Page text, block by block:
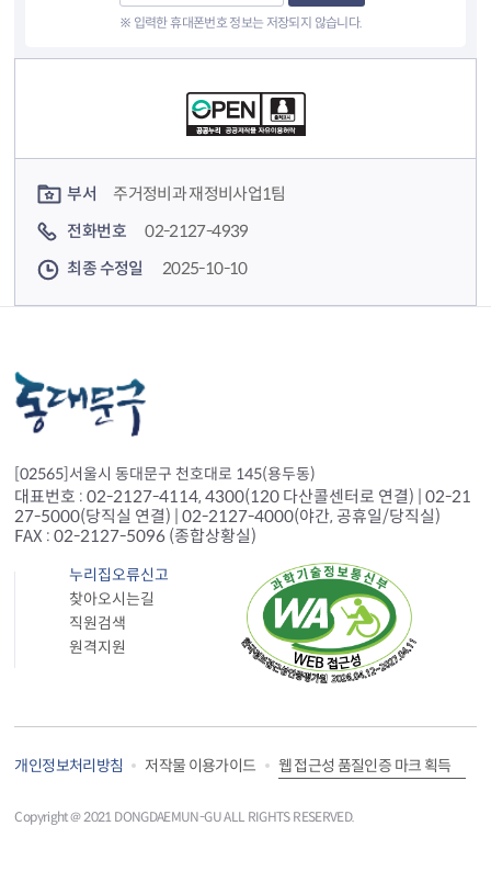
※ 입력한 휴대폰번호 정보는 저장되지 않습니다.
부서
주거정비과 재정비사업1팀
전화번호
02-2127-4939
최종 수정일
2025-10-10
[02565]서울시 동대문구 천호대로 145(용두동)
대표번호 : 02-2127-4114, 4300(120 다산콜센터로 연결) | 02-21
27-5000(당직실 연결) | 02-2127-4000(야간, 공휴일/당직실)
FAX : 02-2127-5096 (종합상황실)
누리집오류신고
찾아오시는길
직원검색
원격지원
개인정보처리방침 저작물 이용가이드 웹 접근성 품질인증 마크 획득
Copyright＠ 2021 DONGDAEMUN-GU ALL RIGHTS RESERVED.